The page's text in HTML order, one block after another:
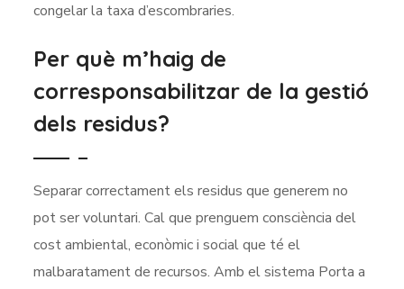
congelar la taxa d’escombraries.
Per què m’haig de
corresponsabilitzar de la gestió
dels residus?
Separar correctament els residus que generem no
pot ser voluntari. Cal que prenguem consciència del
cost ambiental, econòmic i social que té el
malbaratament de recursos. Amb el sistema Porta a